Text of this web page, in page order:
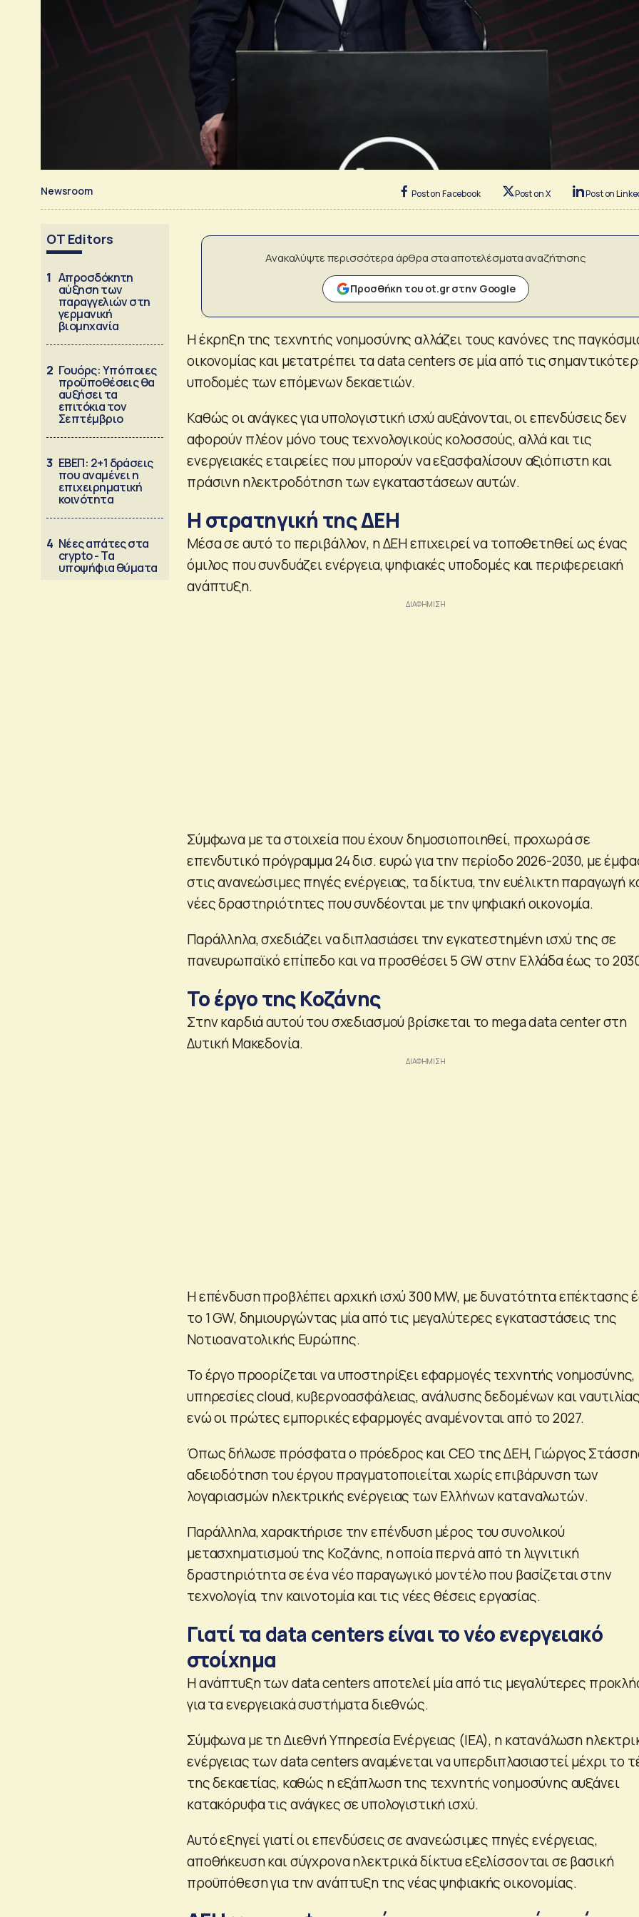
Newsroom Post on Facebook Post on X Post on
OT Editors
1 Απροσδόκητη
αύξηση των
παραγγελιών στη
γερμανική
βιομηχανία
2 Γουόρς: Υπό ποιες
προϋποθέσεις θα
αυξήσει τα
επιτόκια τον
Σεπτέμβριο
3 ΕΒΕΠ: 2+1 δράσεις
που αναμένει η
επιχειρηματική
κοινότητα
4 Νέες απάτες στα
crypto - Τα
υποψήφια θύματα
Ανακαλύψτε περισσότερα άρθρα στα αποτελέσματα αναζήτησης
Προσθήκη του ot.gr στην Google
Η έκρηξη της τεχνητής νοημοσύνης αλλάζει τους κανόνες της
οικονομίας και μετατρέπει τα data centers σε μία από τις
υποδομές των επόμενων δεκαετιών.
Καθώς οι ανάγκες για υπολογιστική ισχύ αυξάνονται, οι επενδύσεις δεν
αφορούν πλέον μόνο τους τεχνολογικούς κολοσσούς, αλλά και τις
ενεργειακές εταιρείες που μπορούν να εξασφαλίσουν αξιόπιστη και
πράσινη ηλεκτροδότηση των εγκαταστάσεων αυτών.
Η στρατηγική της ΔΕΗ
Μέσα σε αυτό το περιβάλλον, η ΔΕΗ επιχειρεί να τοποθετηθεί ως ένας
όμιλος που συνδυάζει ενέργεια, ψηφιακές υποδομές και περιφερειακή
ανάπτυξη.
Σύμφωνα με τα στοιχεία που έχουν δημοσιοποιηθεί, προχωρά σε
επενδυτικό πρόγραμμα 24 δισ. ευρώ για την περίοδο 2026-2030, με
στις ανανεώσιμες πηγές ενέργειας, τα δίκτυα, την ευέλικτη παραγωγή
νέες δραστηριότητες που συνδέονται με την ψηφιακή οικονομία.
Παράλληλα, σχεδιάζει να διπλασιάσει την εγκατεστημένη ισχύ της σε
πανευρωπαϊκό επίπεδο και να προσθέσει 5 GW στην Ελλάδα έως το
Το έργο της Κοζάνης
Στην καρδιά αυτού του σχεδιασμού βρίσκεται το mega data center στη
Δυτική Μακεδονία.
Η επένδυση προβλέπει αρχική ισχύ 300 MW, με δυνατότητα επέκτασης
το 1 GW, δημιουργώντας μία από τις μεγαλύτερες εγκαταστάσεις της
Νοτιοανατολικής Ευρώπης.
Το έργο προορίζεται να υποστηρίξει εφαρμογές τεχνητής νοημοσύνης,
υπηρεσίες cloud, κυβερνοασφάλειας, ανάλυσης δεδομένων και
ενώ οι πρώτες εμπορικές εφαρμογές αναμένονται από το 2027.
Όπως δήλωσε πρόσφατα ο πρόεδρος και CEO της ΔΕΗ, Γιώργος
αδειοδότηση του έργου πραγματοποιείται χωρίς επιβάρυνση των
λογαριασμών ηλεκτρικής ενέργειας των Ελλήνων καταναλωτών.
Παράλληλα, χαρακτήρισε την επένδυση μέρος του συνολικού
μετασχηματισμού της Κοζάνης, η οποία περνά από τη λιγνιτική
δραστηριότητα σε ένα νέο παραγωγικό μοντέλο που βασίζεται στην
τεχνολογία, την καινοτομία και τις νέες θέσεις εργασίας.
Γιατί τα data centers είναι το νέο ενεργειακό
στοίχημα
Η ανάπτυξη των data centers αποτελεί μία από τις μεγαλύτερες
για τα ενεργειακά συστήματα διεθνώς.
Σύμφωνα με τη Διεθνή Υπηρεσία Ενέργειας (IEA), η κατανάλωση
ενέργειας των data centers αναμένεται να υπερδιπλασιαστεί μέχρι το
της δεκαετίας, καθώς η εξάπλωση της τεχνητής νοημοσύνης αυξάνει
κατακόρυφα τις ανάγκες σε υπολογιστική ισχύ.
Αυτό εξηγεί γιατί οι επενδύσεις σε ανανεώσιμες πηγές ενέργειας,
αποθήκευση και σύγχρονα ηλεκτρικά δίκτυα εξελίσσονται σε βασική
προϋπόθεση για την ανάπτυξη της νέας ψηφιακής οικονομίας.